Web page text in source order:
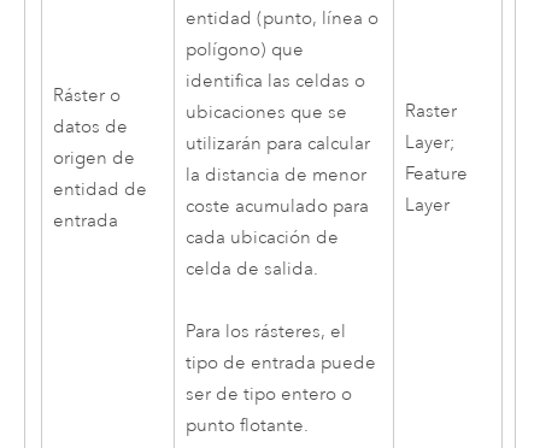
Ráster o
datos de
origen de
entidad de
entrada
entidad (punto, línea o
polígono) que
identifica las celdas o
ubicaciones que se
utilizarán para calcular
la distancia de menor
coste acumulado para
cada ubicación de
celda de salida.
Para los rásteres, el
tipo de entrada puede
ser de tipo entero o
punto flotante.
Raster
Layer;
Feature
Layer